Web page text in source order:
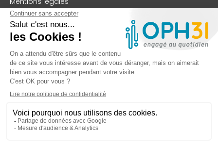
Politique de confidentialité
Accessibilité : partiellement conforme
Nous contacter
OPH31
75 rue Saint-Jean
BP 63102
TEL : 05 62 73 56 00
FAX : 05 61 99 32 99